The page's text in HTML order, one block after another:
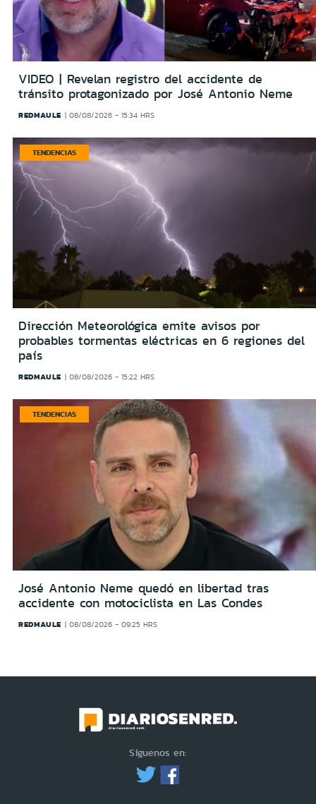
VIDEO | Revelan registro del accidente de
tránsito protagonizado por José Antonio Neme
REDMAULE 08/08/2026 - 15:34 HRS
TENDENCIAS
Dirección Meteorológica emite avisos por
probables tormentas eléctricas en 6 regiones del
país
REDMAULE 08/08/2026 - 15:22 HRS
TENDENCIAS
José Antonio Neme quedó en libertad tras
accidente con motociclista en Las Condes
REDMAULE 08/08/2026 - 09:25 HRS
Síguenos en: